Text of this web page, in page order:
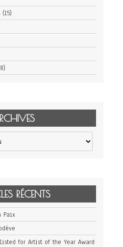
(15)
RÉCENTS
Paix
for Artist of the Year Award